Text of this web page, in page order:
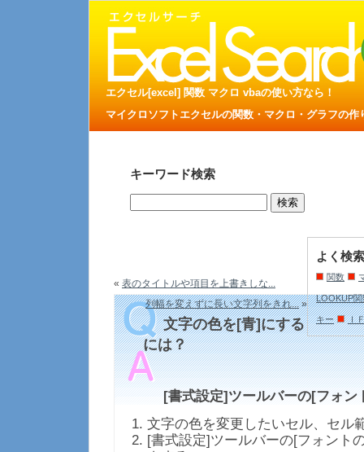
エクセル[excel] 関数 マクロ vbaの使い方なら！
マイクロソフトエクセルの関数・マクロ・グラフの
キーワード検索
よく検
関数
LOOKUP関
キー Ｉ
« 表のタイトルや項目を上書きしな...
列幅を変えずに長い文字列をきれ...»
文字の色を[青]にする
には？
[書式設定]ツールバーの[フォン
文字の色を変更したいセル、セル
[書式設定]ツールバーの[フォント